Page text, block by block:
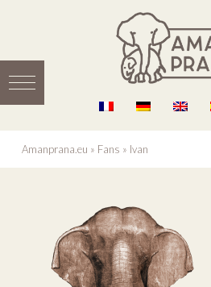
Amanprana.eu » Fans » Ivan